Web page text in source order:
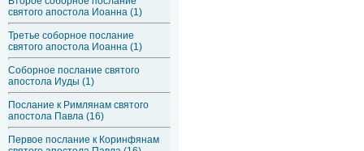
святого апостола Иоанна (1)
Третье соборное послание
святого апостола Иоанна (1)
Соборное послание святого
апостола Иуды (1)
Послание к Римлянам святого
апостола Павла (16)
Первое послание к Коринфянам